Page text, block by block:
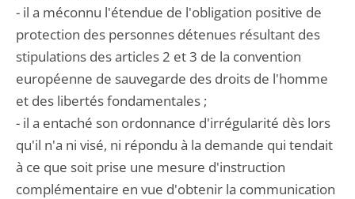
- il a méconnu l'étendue de l'obligation positive de
protection des personnes détenues résultant des
stipulations des articles 2 et 3 de la convention
européenne de sauvegarde des droits de l'homme
et des libertés fondamentales ;
- il a entaché son ordonnance d'irrégularité dès lors
qu'il n'a ni visé, ni répondu à la demande qui tendait
à ce que soit prise une mesure d'instruction
complémentaire en vue d'obtenir la communication